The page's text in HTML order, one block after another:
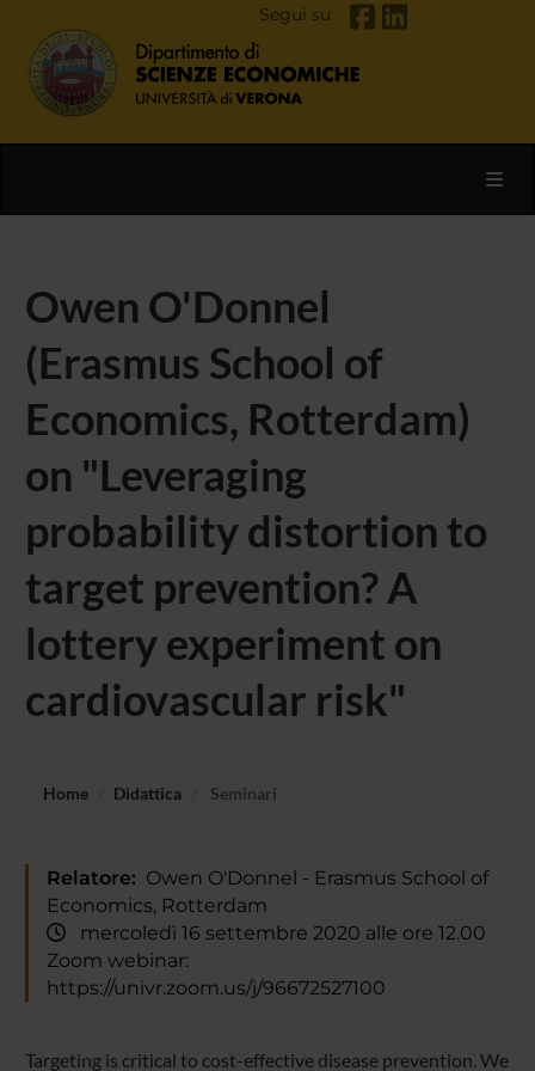
Segui su
Owen O'Donnel
(Erasmus School of
Economics, Rotterdam)
on "Leveraging
probability distortion to
target prevention? A
lottery experiment on
cardiovascular risk"
Home Didattica Seminari
Relatore: Owen O'Donnel - Erasmus School of
Economics, Rotterdam
mercoledì 16 settembre 2020 alle ore 12.00
Zoom webinar:
https://univr.zoom.us/j/96672527100
Targeting is critical to cost-effective disease prevention. We